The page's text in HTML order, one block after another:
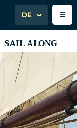
DE
SAIL ALONG